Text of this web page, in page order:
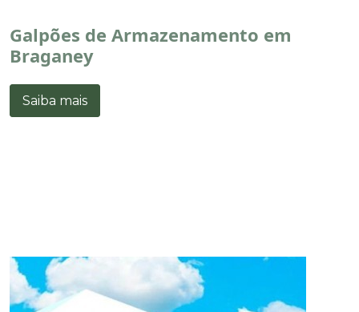
Galpões de Armazenamento em
Braganey
Saiba mais